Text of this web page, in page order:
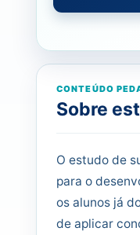
CONTEÚDO
Sobre
O estudo de
para o
os alunos já
de aplicar